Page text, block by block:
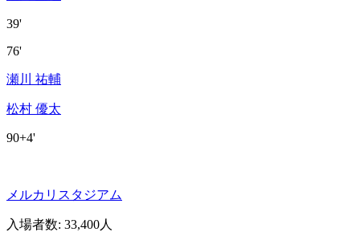
39'
76'
瀬川 祐輔
松村 優太
90+4'
メルカリスタジアム
入場者数: 33,400人